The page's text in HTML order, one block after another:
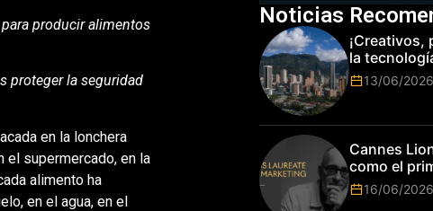
producir alimentos
proteger la seguridad
en la lonchera
el supermercado, en la
alimento ha
en el agua, en el
Noticias
¡Creativos,
la
subir de
del mundo
13/06/2026
Cannes
como el
Marketing
16/06/2026